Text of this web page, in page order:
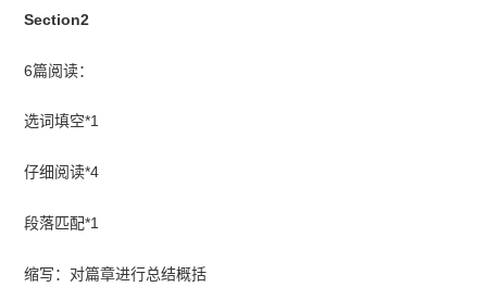
Section2
6篇阅读：
选词填空*1
仔细阅读*4
段落匹配*1
缩写：对篇章进行总结概括